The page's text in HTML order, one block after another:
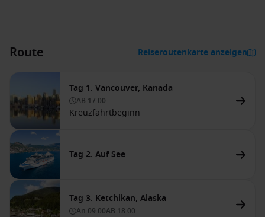
Route Reiseroutenkarte anzeigen
Tag 1. Vancouver, Kanada
AB 17:00
Kreuzfahrtbeginn
Tag 2. Auf See
Tag 3. Ketchikan, Alaska
An 09:00AB 18:00